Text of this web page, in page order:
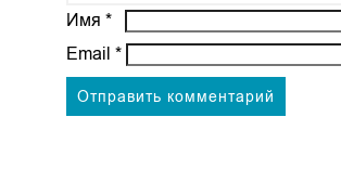
Имя*
Email*